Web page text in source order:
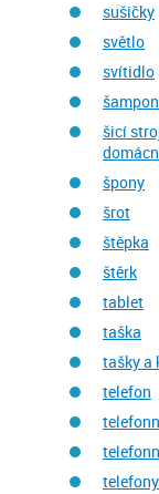
sušičky
světlo
svítidlo
šicí
špony
šrot
štěpka
štěrk
tablet
taška
tašky a
telefon
telefony